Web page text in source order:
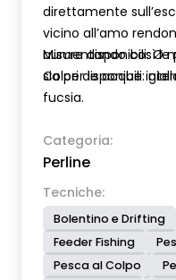
direttamente
vicino all’amo
aumentando così le
sia per le acque
Misure disponibili: Ø
Colori disponibili:
fucsia.
Categoria:
Perline
Tecniche:
Bolentino e Drifting
Feeder Fishing
Pesca al Colpo